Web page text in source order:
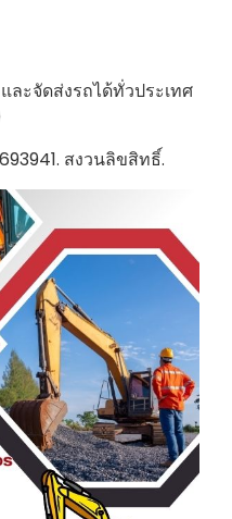
ะจัดส่งรถได้ทั่วประเทศ
สงวนลิขสิทธิ์.